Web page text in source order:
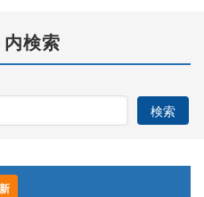
検索